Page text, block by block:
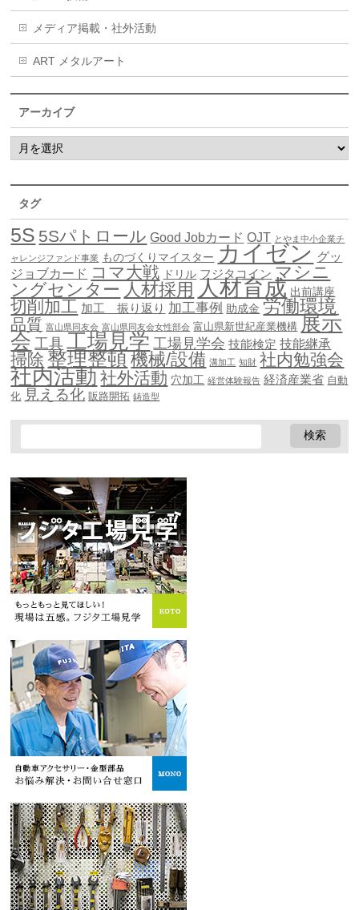
メディア掲載・社外活動
ART メタルアート
アーカイブ
タグ
5S 5Sパトロール Good Jobカード OJT とやま中小企業チ
ャレンジファンド事業 ものづくりマイスター カイゼン グッ
ジョブカード コマ大戦 ドリル フジタコイン マシニ
ングセンター 人材採用 人材育成 出前講座
切削加工 加工 振り返り 加工事例 助成金 労働環境
品質 富山県同友会 富山県同友会女性部会 富山県新世紀産業機構 展示
会 工具 工場見学 工場見学会 技能検定 技能継承
掃除 整理整頓機械/設備 溝加工 知財 社内勉強会
社内活動社外活動 穴加工 経営体験報告 経済産業省 自動
化 見える化 販路開拓 鋳造型